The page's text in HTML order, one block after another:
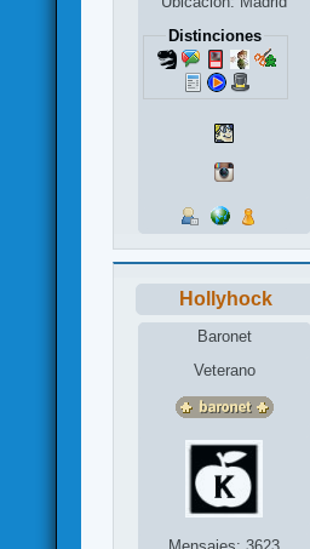
Distinciones
Hollyhock
Baronet
Veterano